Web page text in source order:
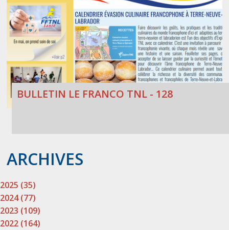
BULLETIN LE FRANCO TNL - 128
ARCHIVES
2025 (35)
2024 (77)
2023 (109)
2022 (164)